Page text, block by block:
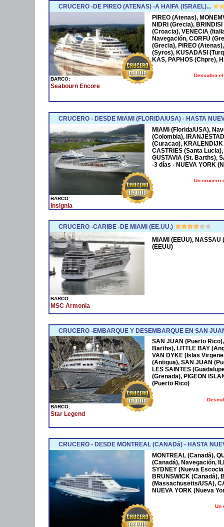
CRUCERO -DE PIREO (ATENAS) -A HAIFA (ISRAEL)...
BARCO:
Seabourn Encore
PIREO (Atenas),
NIDRI (Grecia),
(Croacia), VENECIA
Navegación, CORFÚ
(Grecia), PIREO
(Syros), KUSADASI
KAS, PAPHOS (Chpre),
Descubra
CRUCERO - DESDE MIAMI (FLORIDA/USA) - HASTA
BARCO:
Insignia
MIAMI (Florida/USA),
(Colombia),
(Curacao), KRALENDIJK
CASTRIES (Santa
GUSTAVIA (St. Barths),
-3 días - NUEVA YORK
Un crucero
CRUCERO -CARIBE -DE MIAMI (EE.UU.)
BARCO:
MSC Armonia
MIAMI (EEUU), NASSAU
(EEUU)
CRUCERO -EMBARQUE Y DESEMBARQUE EN SAN
BARCO:
Star Legend
SAN JUAN (Puerto
Barths), LITTLE BAY
VAN DYKE (Islas
(Antigua), SAN JUAN
LES SAINTES
(Grenada), PIGEON
(Puerto Rico)
CRUCERO - DESDE MONTREAL (CANADá) - HASTA
MONTREAL (Canadá),
(Canadá), Navegación,
SYDNEY (Nueva
BRUNSWICK (Canadá),
(Massachusetts/USA),
NUEVA YORK (Nueva
Un